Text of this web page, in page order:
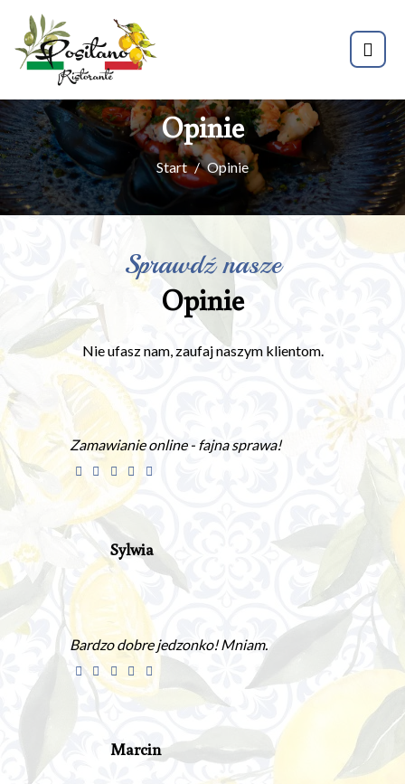
Opinie
Start Opinie
Sprawdź nasze
Opinie
Nie ufasz nam, zaufaj naszym klientom.
Zamawianie online - fajna sprawa!
Sylwia
Bardzo dobre jedzonko! Mniam.
Marcin